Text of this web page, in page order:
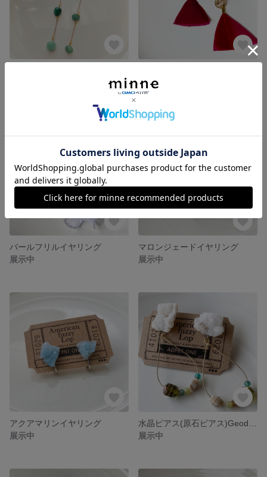
展示中
パールフリルイヤリング
展示中
マロンジェードイヤリング
展示中
アクアマリンイヤリング
展示中
展示中